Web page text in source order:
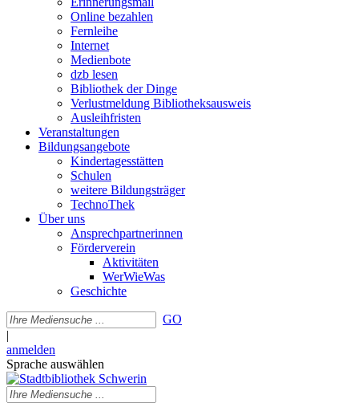
Online bezahlen
Fernleihe
Internet
Medienbote
dzb lesen
Bibliothek der Dinge
Verlustmeldung Bibliotheksausweis
Ausleihfristen
Veranstaltungen
Bildungsangebote
Kindertagesstätten
Schulen
weitere Bildungsträger
TechnoThek
Über uns
Ansprechpartnerinnen
Förderverein
Aktivitäten
WerWieWas
Geschichte
GO
|
anmelden
Sprache auswählen